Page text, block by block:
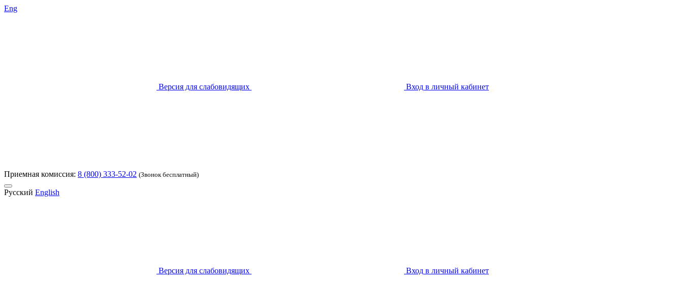
Eng
Версия для слабовидящих Вход в личный кабинет
Приемная комиссия: 8 (800) 333-52-02 (Звонок бесплатный)
Русский English
Версия для слабовидящих
Вход в личный кабинет